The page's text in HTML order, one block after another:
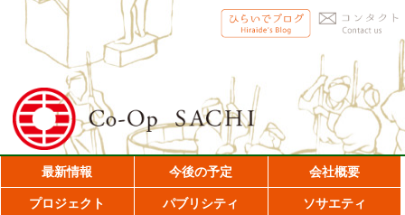
最新情報 今後の予定 会社概要
プロジェクト パブリシティ ソサエティ